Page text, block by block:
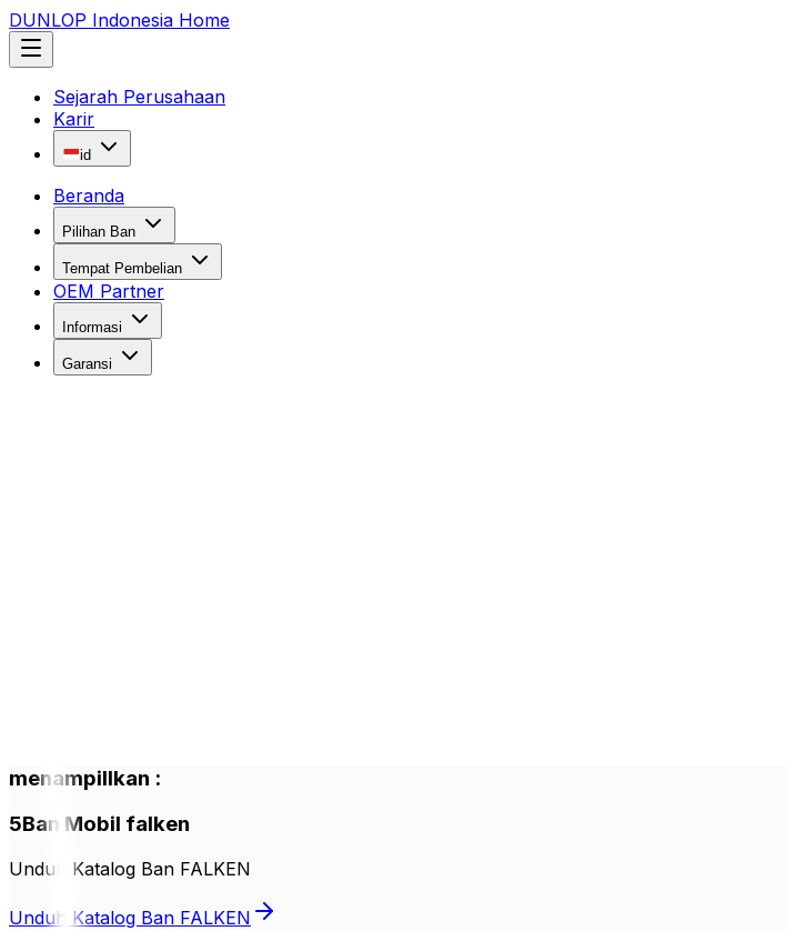
DUNLOP Indonesia Home
Sejarah Perusahaan
Karir
id
Beranda
Pilihan Ban
Tempat Pembelian
OEM Partner
Informasi
Garansi
menampillkan :
5Ban Mobil falken
Unduh Katalog Ban FALKEN
Unduh Katalog Ban FALKEN